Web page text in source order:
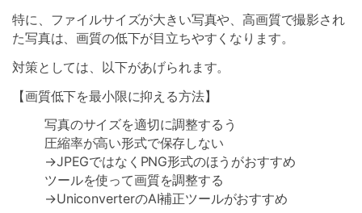
特に、ファイルサイズが大きい写真や、高画質で撮影され
た写真は、画質の低下が目立ちやすくなります。
対策としては、以下があげられます。
【画質低下を最小限に抑える方法】
写真のサイズを適切に調整するう
圧縮率が高い形式で保存しない
→JPEGではなくPNG形式のほうがおすすめ
ツールを使って画質を調整する
→UniconverterのAI補正ツールがおすすめ